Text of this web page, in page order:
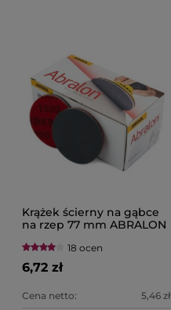
Krążek ścierny na gąbce
na rzep 77 mm ABRALON
18 ocen
6,72 zł
Cena netto: 5,46 zł